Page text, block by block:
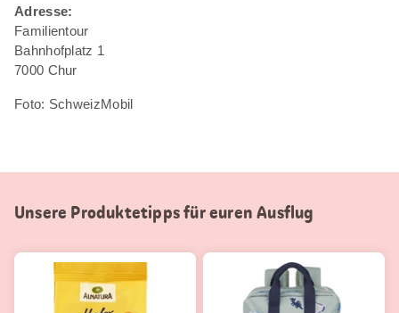
Adresse:
Familientour
Bahnhofplatz 1
7000 Chur
Foto: SchweizMobil
Unsere Produktetipps für euren Ausflug